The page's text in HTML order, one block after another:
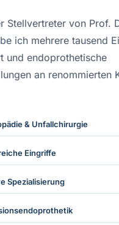
Stellvertreter von Prof.
ich mehrere tausend
und endoprothetische
an renommierten
& Unfallchirurgie
Eingriffe
Spezialisierung